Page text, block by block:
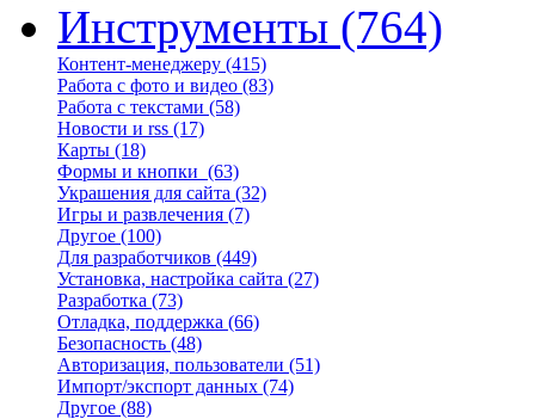
Инструменты (764)
Контент-менеджеру (415)
Работа с фото и видео (83)
Работа с текстами (58)
Новости и rss (17)
Карты (18)
Формы и кнопки (63)
Украшения для сайта (32)
Игры и развлечения (7)
Другое (100)
Для разработчиков (449)
Установка, настройка сайта (27)
Разработка (73)
Отладка, поддержка (66)
Безопасность (48)
Авторизация, пользователи (51)
Импорт/экспорт данных (74)
Другое (88)